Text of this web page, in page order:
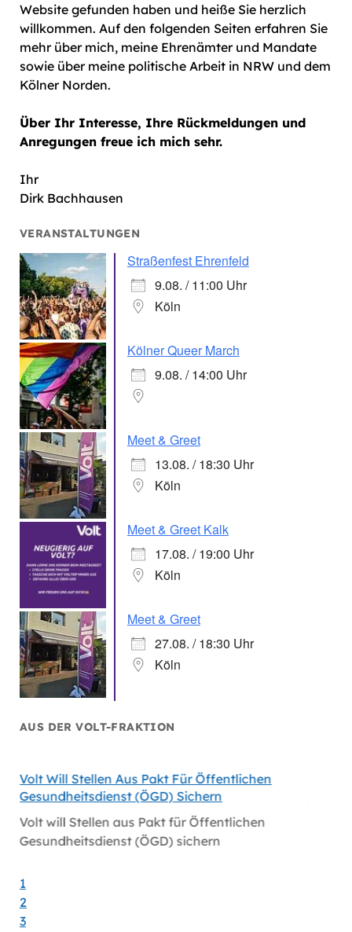
Website gefunden haben und heiße Sie herzlich
willkommen. Auf den folgenden Seiten erfahren Sie
mehr über mich, meine Ehrenämter und Mandate
sowie über meine politische Arbeit in NRW und dem
Kölner Norden.
Über Ihr Interesse, Ihre Rückmeldungen und
Anregungen freue ich mich sehr.
Ihr
Dirk Bachhausen
VERANSTALTUNGEN
Straßenfest Ehrenfeld
9.08. / 11:00 Uhr
Köln
Kölner Queer March
9.08. / 14:00 Uhr
Meet & Greet
13.08. / 18:30 Uhr
Köln
Meet & Greet Kalk
17.08. / 19:00 Uhr
Köln
Meet & Greet
27.08. / 18:30 Uhr
Köln
AUS DER VOLT-FRAKTION
Volt Will Stellen Aus Pakt Für Öffentlichen
Gesundheitsdienst (ÖGD) Sichern
Volt will Stellen aus Pakt für Öffentlichen
Gesundheitsdienst (ÖGD) sichern
1
2
3